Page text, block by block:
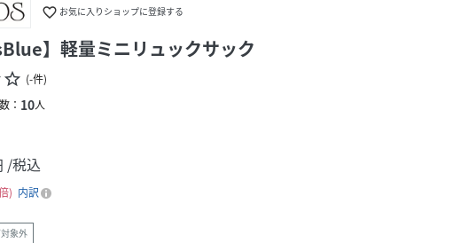
favorite_border お気に入りショップに登録する
】軽量ミニリュックサック
star_border (-件)
： 10人
/税込
内訳
象外